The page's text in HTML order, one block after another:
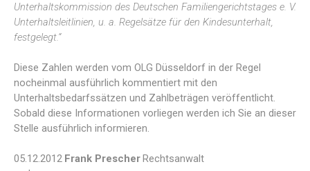
Unterhaltskommission des Deutschen Familiengerichtstages e. V.
Unterhaltsleitlinien, u. a. Regelsätze für den Kindesunterhalt,
festgelegt.“
Diese Zahlen werden vom OLG Düsseldorf in der Regel
nocheinmal ausführlich kommentiert mit den
Unterhaltsbedarfssätzen und Zahlbeträgen veröffentlicht.
Sobald diese Informationen vorliegen werden ich Sie an dieser
Stelle ausführlich informieren.
05.12.2012 Frank PrescherRechtsanwalt